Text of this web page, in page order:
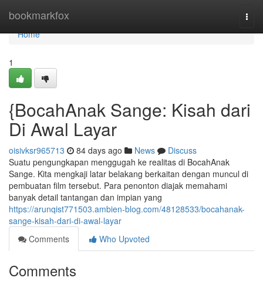
bookmarkfox
Home
Home
1
{BocahAnak Sange: Kisah dari
Di Awal Layar
oisivksr965713 84 days ago News
Discuss
Suatu pengungkapan menggugah ke realitas di BocahAnak
Sange. Kita mengkaji latar belakang berkaitan dengan muncul di
pembuatan film tersebut. Para penonton diajak memahami
banyak detail tantangan dan impian yang
https://arunqist771503.ambien-blog.com/48128533/bocahanak-
sange-kisah-dari-di-awal-layar
Comments
Who Upvoted
Comments